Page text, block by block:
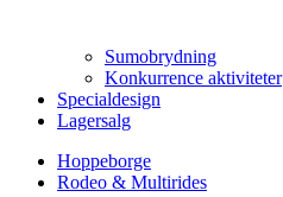
Sumobrydning
Konkurrence aktiviteter
Specialdesign
Lagersalg
Hoppeborge
Rodeo & Multirides